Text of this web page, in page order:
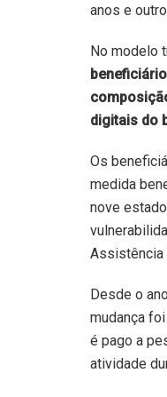
anos e
No modelo
digitais do
Os
medida
nove
Assistência
Desde o
mudança
é pago a
atividade